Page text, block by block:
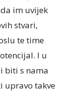
im uvijek
stvari,
te time
I u
biti s nama
upravo takve